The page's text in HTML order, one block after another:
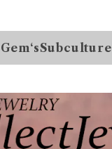
Gem‘sSubculture